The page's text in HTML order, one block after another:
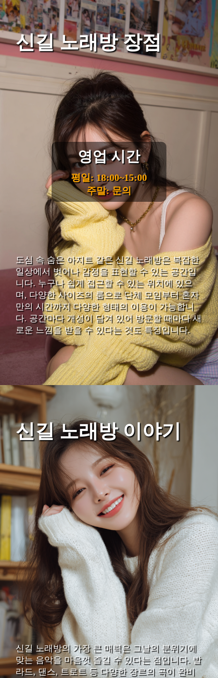
신길 노래방 장점
영업 시간
평일: 18:00~15:00
주말: 문의
도심 속 숨은 아지트 같은 신길 노래방은 복잡한
일상에서 벗어나 감정을 표현할 수 있는 공간입
니다. 누구나 쉽게 접근할 수 있는 위치에 있으
며, 다양한 사이즈의 룸으로 단체 모임부터 혼자
만의 시간까지 다양한 형태의 이용이 가능합니
다. 공간마다 개성이 담겨 있어 방문할 때마다 새
로운 느낌을 받을 수 있다는 것도 특징입니다.
신길 노래방 이야기
신길 노래방의 가장 큰 매력은 그날의 분위기에
맞는 음악을 마음껏 즐길 수 있다는 점입니다. 발
라드, 댄스, 트로트 등 다양한 장르의 곡이 완비